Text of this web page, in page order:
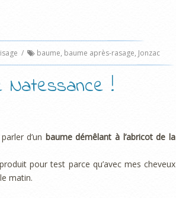
/ baume, baume après-rasage, Jonzac
Natessance !
d’un baume démêlant à l’abricot de la
pour test parce qu’avec mes cheveux
matin.